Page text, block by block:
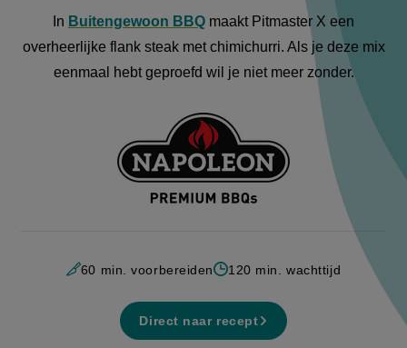
'Flank
Steak
Pinwheels
'
In Buitengewoon BBQ maakt Pitmaster X een
overheerlijke flank steak met chimichurri. Als je deze mix
eenmaal hebt geproefd wil je niet meer zonder.
Aangeboden
door:
60 min. voorbereiden 120 min. wachttijd
Direct naar recept